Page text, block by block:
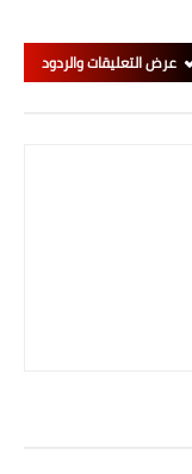
عرض التعليقات والردود